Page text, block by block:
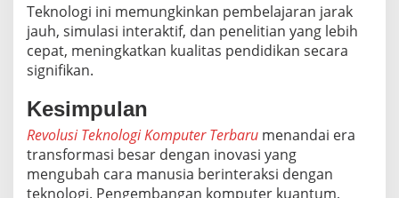
Teknologi ini memungkinkan pembelajaran jarak
jauh, simulasi interaktif, dan penelitian yang lebih
cepat, meningkatkan kualitas pendidikan secara
signifikan.
Kesimpulan
Revolusi Teknologi Komputer Terbaru menandai era
transformasi besar dengan inovasi yang
mengubah cara manusia berinteraksi dengan
teknologi. Pengembangan komputer kuantum,